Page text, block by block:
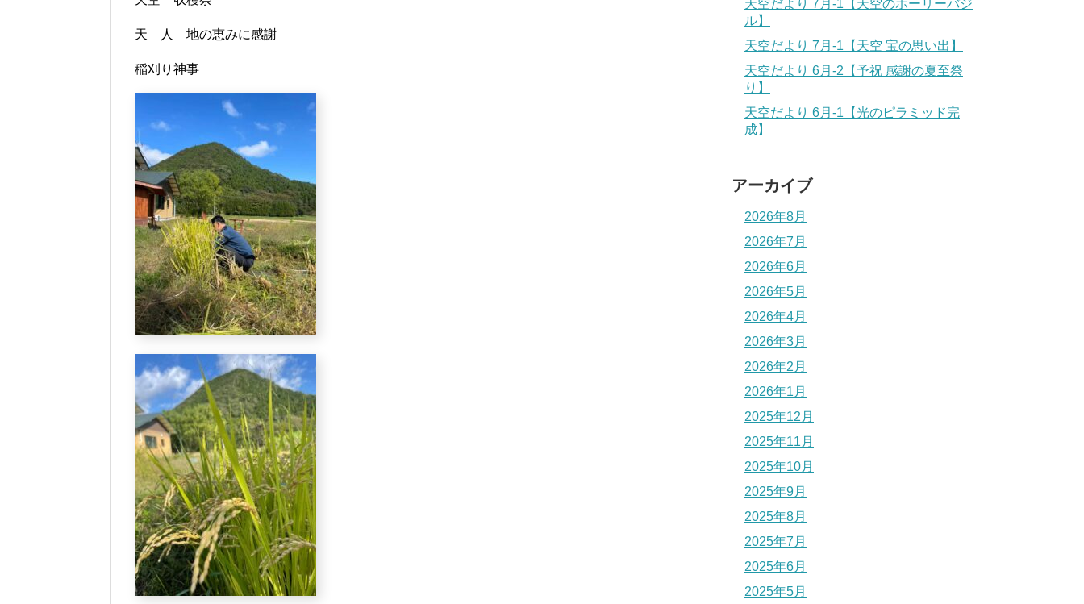
天 人 地の恵みに感謝
稲刈り神事
天空だより 7月-1【天空のホーリーバジ
ル】
天空だより 7月-1【天空 宝の思い出】
天空だより 6月-2【予祝 感謝の夏至祭
り】
天空だより 6月-1【光のピラミッド完
成】
アーカイブ
2026年8月
2026年7月
2026年6月
2026年5月
2026年4月
2026年3月
2026年2月
2026年1月
2025年12月
2025年11月
2025年10月
2025年9月
2025年8月
2025年7月
2025年6月
2025年5月